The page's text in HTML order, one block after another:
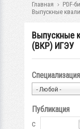
Главная
PDF-
Выпускные
Выпускные
(ВКР) ИГЭУ
Специализация
- Любой -
Публикация
с